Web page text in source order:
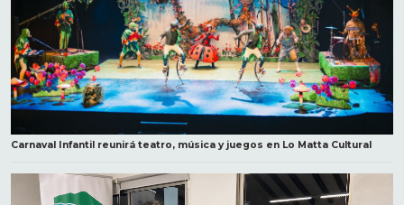
Carnaval Infantil reunirá teatro, música y juegos en Lo Matta Cultural